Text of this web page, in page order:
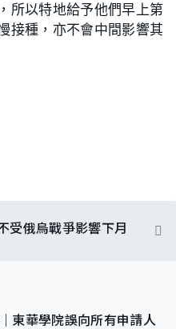
所以特地給予他們早上第
接種，亦不會中間影響其
受俄烏戰爭影響下月
東華學院誤向所有申請人